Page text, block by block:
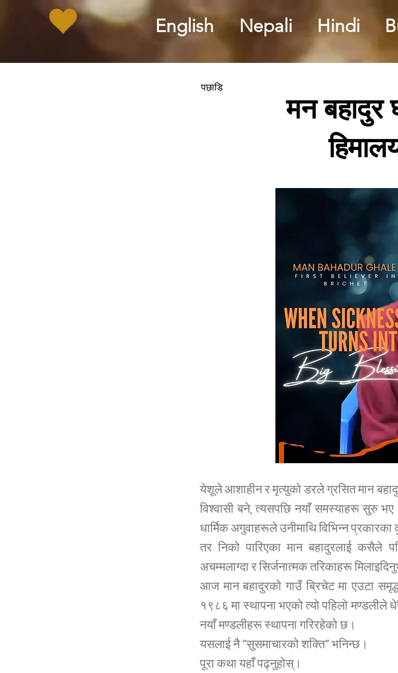
English Nepali Hindi
पछाडि
मन बहादुर
येशूले आशाहीन र मृत्युको डरले ग्रसित मान
विश्वासी बने, त्यसपछि नयाँ समस्याहरू सुरु
धार्मिक अगुवाहरूले उनीमाथि विभिन्न प्रकारका
तर निको पारिएका मान बहादुरलाई कसैले
अचम्मलाग्दा र सिर्जनात्मक तरिकाहरू
आज मान बहादुरको गाउँ ब्रिचेट मा एउटा
१९८६ मा स्थापना भएको त्यो पहिलो
नयाँ मण्डलीहरू स्थापना गरिरहेको छ।
यसलाई नै “सुसमाचारको शक्ति” भनिन्छ।
पूरा कथा यहाँ पढ्नुहोस्।